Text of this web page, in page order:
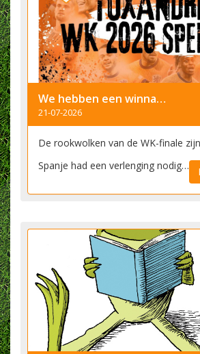
​We hebben een winnaar!
21-07-2026
De rookwolken van de WK-finale
Spanje had een verlenging nodig…